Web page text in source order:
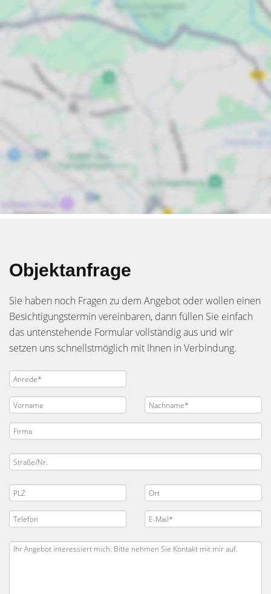
Objektanfrage
Sie haben noch Fragen zu dem Angebot oder wollen einen
Besichtigungstermin vereinbaren, dann füllen Sie einfach
das untenstehende Formular vollständig aus und wir
setzen uns schnellstmöglich mit Ihnen in Verbindung.